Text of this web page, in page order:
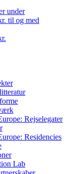
under
til og med
Rejselegater
Residencies
Lab